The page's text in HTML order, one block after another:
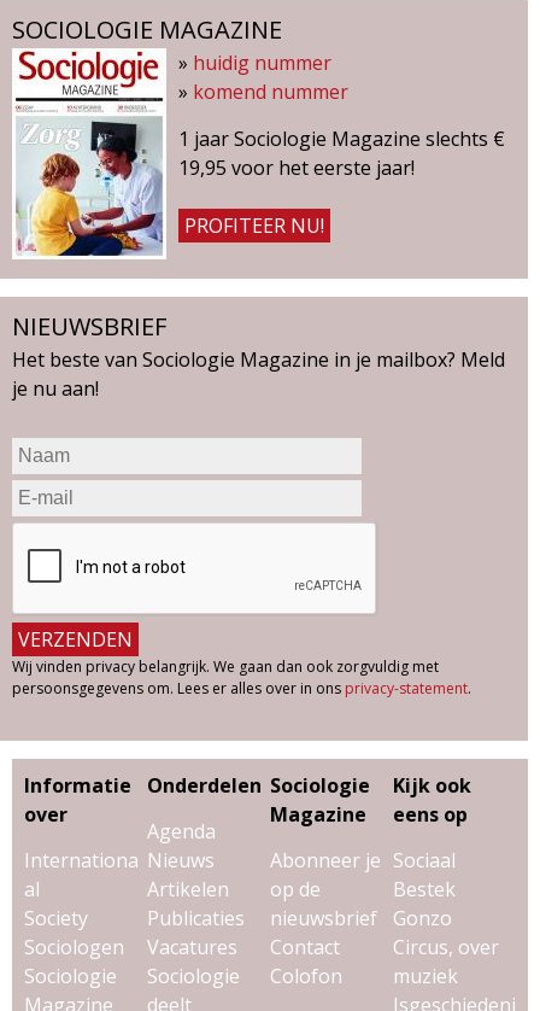
r
1
v
a
n
2
0
0
6
SOCIOLOGIE MAGAZINE
» huidig nummer
» komend nummer
1 jaar Sociologie Magazine slechts €
19,95 voor het eerste jaar!
PROFITEER NU!
NIEUWSBRIEF
Het beste van Sociologie Magazine in je mailbox? Meld
je nu aan!
Wij vinden privacy belangrijk. We gaan dan ook zorgvuldig met
persoonsgegevens om. Lees er alles over in ons privacy-statement.
Informatie
over
Internationa
al
Society
Sociologen
Sociologie
Magazine
Onderdelen
Agenda
Nieuws
Artikelen
Publicaties
Vacatures
Sociologie
deelt
Sociologie
Magazine
Abonneer je
op de
nieuwsbrief
Contact
Colofon
Kijk ook
eens op
Sociaal
Bestek
Gonzo
Circus, over
muziek
Isgeschiedeni